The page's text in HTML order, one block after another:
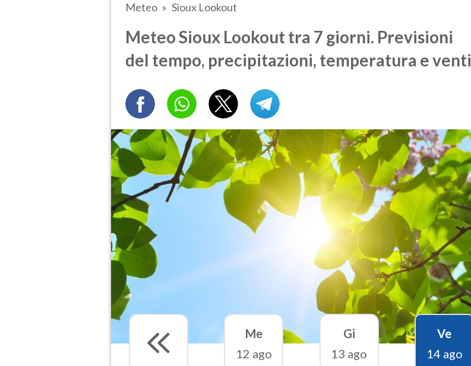
Meteo Sioux Lookout
Meteo Sioux Lookout tra 7 giorni. Previsioni
del tempo, precipitazioni, temperatura e venti
Me
12 ago
Gi
13 ago
Ve
14 ago